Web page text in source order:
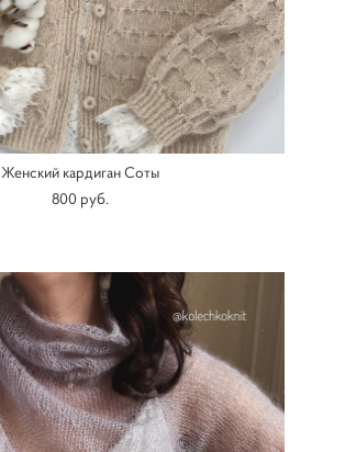
Женский кардиган Соты
800 pуб.